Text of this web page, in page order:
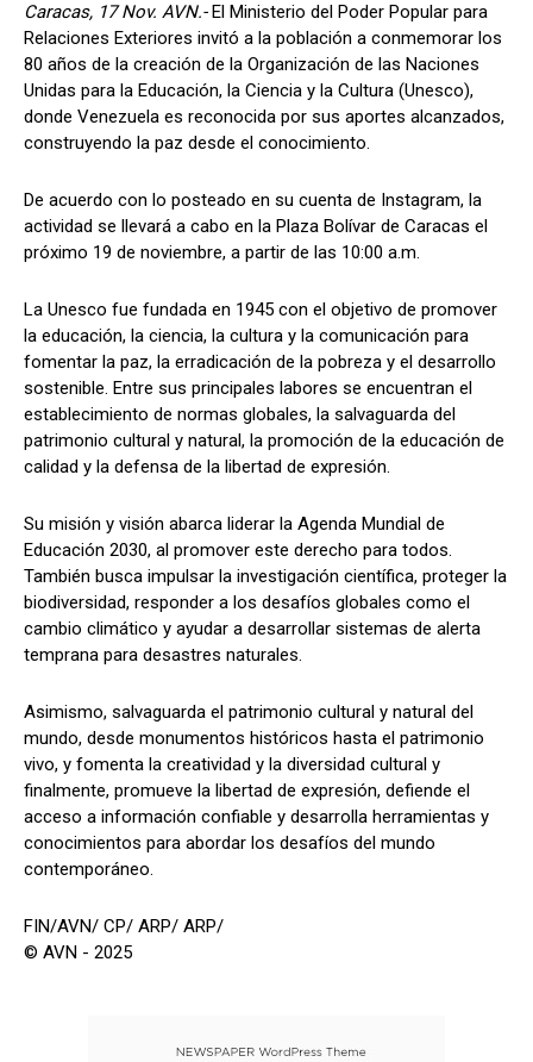
Caracas, 17 Nov. AVN.- El Ministerio del Poder Popular para
Relaciones Exteriores invitó a la población a conmemorar los
80 años de la creación de la Organización de las Naciones
Unidas para la Educación, la Ciencia y la Cultura (Unesco),
donde Venezuela es reconocida por sus aportes alcanzados,
construyendo la paz desde el conocimiento.
De acuerdo con lo posteado en su cuenta de Instagram, la
actividad se llevará a cabo en la Plaza Bolívar de Caracas el
próximo 19 de noviembre, a partir de las 10:00 a.m.
La Unesco fue fundada en 1945 con el objetivo de promover
la educación, la ciencia, la cultura y la comunicación para
fomentar la paz, la erradicación de la pobreza y el desarrollo
sostenible. Entre sus principales labores se encuentran el
establecimiento de normas globales, la salvaguarda del
patrimonio cultural y natural, la promoción de la educación de
calidad y la defensa de la libertad de expresión.
Su misión y visión abarca liderar la Agenda Mundial de
Educación 2030, al promover este derecho para todos.
También busca impulsar la investigación científica, proteger la
biodiversidad, responder a los desafíos globales como el
cambio climático y ayudar a desarrollar sistemas de alerta
temprana para desastres naturales.
Asimismo, salvaguarda el patrimonio cultural y natural del
mundo, desde monumentos históricos hasta el patrimonio
vivo, y fomenta la creatividad y la diversidad cultural y
finalmente, promueve la libertad de expresión, defiende el
acceso a información confiable y desarrolla herramientas y
conocimientos para abordar los desafíos del mundo
contemporáneo.
FIN/AVN/ CP/ ARP/ ARP/
© AVN - 2025